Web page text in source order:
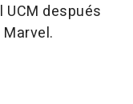
después